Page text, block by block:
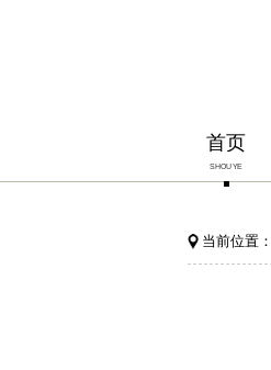
首页
SHOUYE
当前位置：